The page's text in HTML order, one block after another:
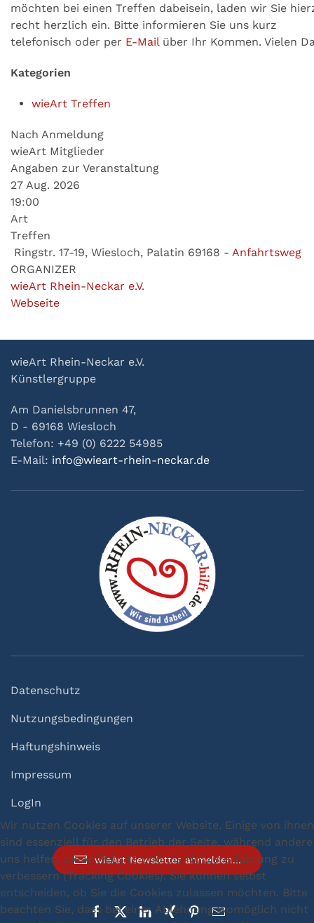
möchten bei einen Treffen dabeisein, laden wir Sie
recht herzlich ein. Bitte informieren Sie uns kurz
telefonisch oder per E-Mail über Ihr Kommen. Vielen
Kategorien
wieArt Treffen
Nach Anmeldung
wieArt Mitglieder
Angaben zur Veranstaltung
27 Aug. 2026
19:00
Art
Treffen
Ringstr. 17-19, Wiesloch, Palatin 69168 - Anfahrtsweg
ORGANIZER
wieArt Rhein-Neckar e.V.
Webseite
wieArt Rhein-Neckar e.V.
Künstlergruppe
Am Danielsbrunnen 47,
D - 69168 Wiesloch
Telefon: +49 (0) 6222 54985
E-Mail: info@wieart-rhein-neckar.de
Datenschutz
Nutzungsbedingungen
Haftungshinweis
Impressum
LogIn
wieArt Newsletter anmelden...
Wir nutzen Cookies auf unserer Website. Einige von ihnen
sind essenziell für den Betrieb der Seite, während andere
uns helfen, diese Website und die Nutzererfahrung zu
verbessern (Tracking Cookies). Sie können selbst
entscheiden, ob Sie die Cookies zulassen möchten. Bitte
beachten Sie, dass bei einer Ablehnung womöglich nicht